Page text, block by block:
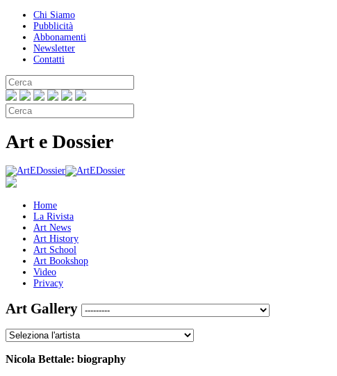
Chi Siamo
Pubblicità
Abbonamenti
Newsletter
Contatti
Art e Dossier
Home
La Rivista
Art News
Art History
Art School
Art Bookshop
Video
Privacy
Art Gallery
Nicola Bettale: biography